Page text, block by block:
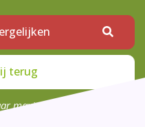
terug
maximaal 4 bedrijven die
omgeving.